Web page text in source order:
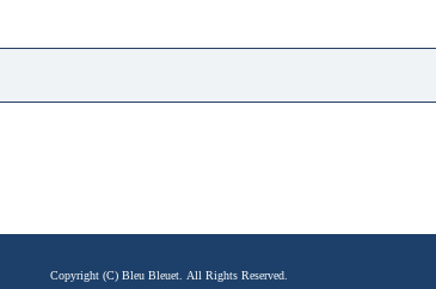
Copyright (C) Bleu Bleuet. All Rights Reserved.